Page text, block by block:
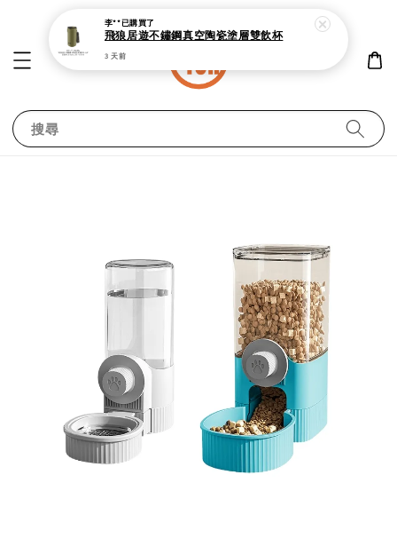
搜尋
李**已購買了
飛狼居遊不鏽鋼真空陶瓷塗層雙飲杯
3 天前